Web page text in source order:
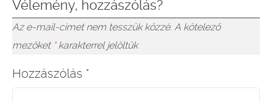
Vélemény, hozzászólás?
Az e-mail-címet nem tesszük közzé. A kötelező
mezőket *karakterrel jelöltük
Hozzászólás *